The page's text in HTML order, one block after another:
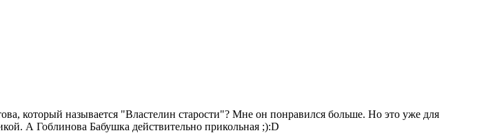
который называется "Властелин старости"? Мне он понравился больше. Но это уже для
А Гоблинова Бабушка действительно прикольная ;):D